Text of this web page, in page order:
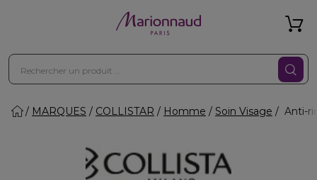
MARQUES COLLISTAR Homme Soin Visage Anti-